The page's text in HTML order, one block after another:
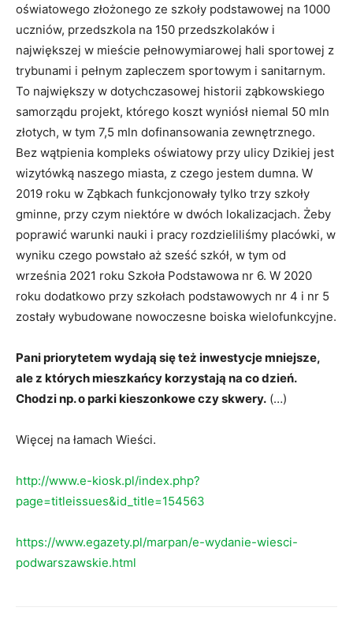
oświatowego złożonego ze szkoły podstawowej na 1000
uczniów, przedszkola na 150 przedszkolaków i
największej w mieście pełnowymiarowej hali sportowej z
trybunami i pełnym zapleczem sportowym i sanitarnym.
To największy w dotychczasowej historii ząbkowskiego
samorządu projekt, którego koszt wyniósł niemal 50 mln
złotych, w tym 7,5 mln dofinansowania zewnętrznego.
Bez wątpienia kompleks oświatowy przy ulicy Dzikiej jest
wizytówką naszego miasta, z czego jestem dumna. W
2019 roku w Ząbkach funkcjonowały tylko trzy szkoły
gminne, przy czym niektóre w dwóch lokalizacjach. Żeby
poprawić warunki nauki i pracy rozdzieliliśmy placówki, w
wyniku czego powstało aż sześć szkół, w tym od
września 2021 roku Szkoła Podstawowa nr 6. W 2020
roku dodatkowo przy szkołach podstawowych nr 4 i nr 5
zostały wybudowane nowoczesne boiska wielofunkcyjne.
Pani priorytetem wydają się też inwestycje mniejsze,
ale z których mieszkańcy korzystają na co dzień.
Chodzi np. o parki kieszonkowe czy skwery. (…)
Więcej na łamach Wieści.
http://www.e-kiosk.pl/index.php?
page=titleissues&id_title=154563
https://www.egazety.pl/marpan/e-wydanie-wiesci-
podwarszawskie.html